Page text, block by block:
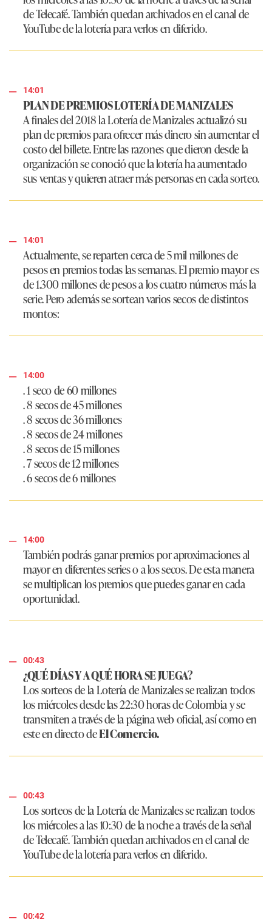
de Telecafé.También quedan archivados en el canal de
YouTube de la lotería para verlos en diferido.
14:01
PLAN DE PREMIOS LOTERÍA DE MANIZALES
A finales del 2018 la Lotería de Manizales actualizó su
plan de premios para ofrecer más dinero sin aumentar el
costo del billete. Entre las razones que dieron desde la
organización se conoció que la lotería ha aumentado
sus ventas y quieren atraer más personas en cada sorteo.
14:01
Actualmente, se reparten cerca de 5 mil millones de
pesos en premios todas las semanas. El premio mayor es
de 1.300 millones de pesos a los cuatro números más la
serie. Pero además se sortean varios secos de distintos
montos:
14:00
. 1 seco de 60 millones
. 8 secos de 45 millones
. 8 secos de 36 millones
. 8 secos de 24 millones
. 8 secos de 15 millones
. 7 secos de 12 millones
. 6 secos de 6 millones
14:00
También podrás ganar premios por aproximaciones al
mayor en diferentes series o a los secos. De esta manera
se multiplican los premios que puedes ganar en cada
oportunidad.
00:43
¿QUÉ DÍAS Y A QUÉ HORA SE JUEGA?
Los sorteos de la Lotería de Manizales se realizan todos
los miércoles desde las 22:30 horas de Colombia y se
transmiten a través de la página web oficial, así como en
este en directo deEl Comercio.
00:43
Los sorteos de la Lotería de Manizales se realizan todos
los miércoles a las 10:30 de la noche a través de la señal
de Telecafé. También quedan archivados en el canal de
YouTube de la lotería para verlos en diferido.
00:42